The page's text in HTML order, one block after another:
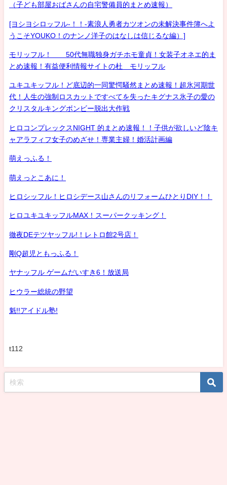
（子ども部屋おばさんの自宅警備員的まとめ速報）
[ヨシヨシロッフル-！！-素浪人勇者カツオンの未解決事件簿へよ
うこそYOUKO！のナンノ洋子のはなしは信じるな編）]
モリッフル！ 50代無職独身ガチホモ童貞！女装子オネエ的ま
とめ速報！有益便利情報サイトの杜 モリッフル
ユキユキッフル！ど底辺的一同驚愕騒然まとめ速報！超氷河期世
代！人生の強制ロスカットですべてを失ったキグナス氷子の愛の
クリスタルキングボンビー脱出大作戦
ヒロコンプレックスNIGHT 的まとめ速報！！子供が欲しいど陰キ
ャアラフィフ女子のめざせ！専業主婦！婚活計画編
萌えっふる！
萌えっとこあに！
ヒロシッフル！ヒロシデース山さんのリフォームひとりDIY！！
ヒロユキユキッフルMAX！スーパークッキング！
徹夜DEテツヤッフル!！レトロ館2号店！
剛Q超児ともっふる！
ヤナッフル ゲームだいすき6！放送局
ヒウラー総統の野望
魁!!アイドル塾!
t112